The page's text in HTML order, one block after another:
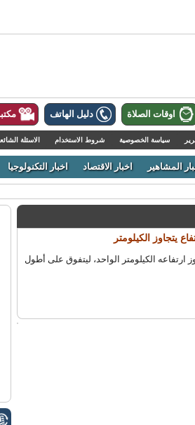
اوقات الصلاة دليل الهاتف
سياسة الخصوصية شروط الاستخدام الاسئلة
المشاهير اخبار الاقتصاد اخبار التكنولوجيا
يتجاوز الكيلومتر
ارتفاعه الكيلومتر الواحد، ليتفوق على أطول